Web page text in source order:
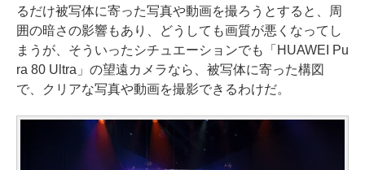
るだけ被写体に寄った写真や動画を撮ろうとすると、周
囲の暗さの影響もあり、どうしても画質が悪くなってし
まうが、そういったシチュエーションでも「HUAWEI Pu
ra 80 Ultra」の望遠カメラなら、被写体に寄った構図
で、クリアな写真や動画を撮影できるわけだ。